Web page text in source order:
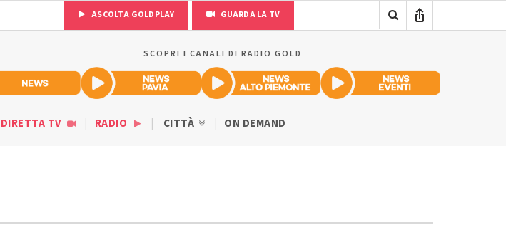
ASCOLTA GOLDPLAY GUARDA LA TV
SCOPRI I CANALI DI RADIO GOLD
DIRETTA TV RADIO CITTÀ ON DEMAND